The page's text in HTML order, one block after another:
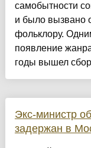
самобытности
и было вызвано
фольклору.
появление
годы вышел
Экс-министр
задержан в